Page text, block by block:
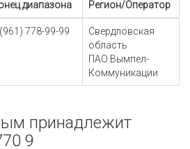
диапазона Регион/Оператор
778-99-99
Свердловская
область
ПАО Вымпел-
Коммуникации
принадлежит
9